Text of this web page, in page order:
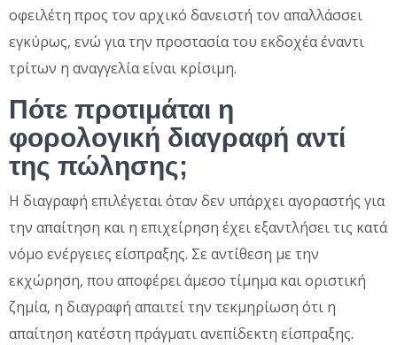
οφειλέτη προς τον αρχικό δανειστή τον απαλλάσσει
εγκύρως, ενώ για την προστασία του εκδοχέα έναντι
τρίτων η αναγγελία είναι κρίσιμη.
Πότε προτιμάται η
φορολογική διαγραφή αντί
της πώλησης;
Η διαγραφή επιλέγεται όταν δεν υπάρχει αγοραστής για
την απαίτηση και η επιχείρηση έχει εξαντλήσει τις κατά
νόμο ενέργειες είσπραξης. Σε αντίθεση με την
εκχώρηση, που αποφέρει άμεσο τίμημα και οριστική
ζημία, η διαγραφή απαιτεί την τεκμηρίωση ότι η
απαίτηση κατέστη πράγματι ανεπίδεκτη είσπραξης.